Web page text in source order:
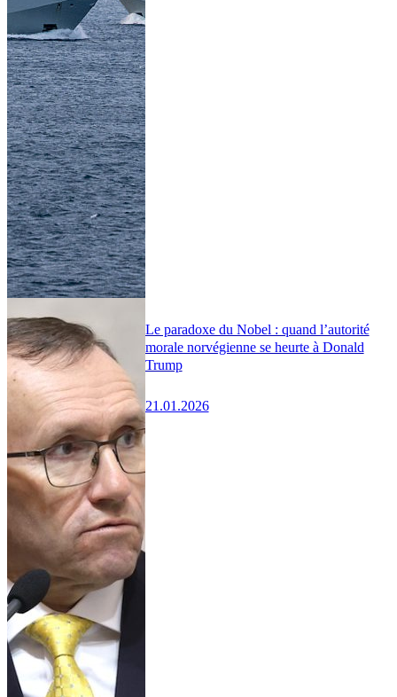
Le paradoxe du Nobel : quand l’autorité
morale norvégienne se heurte à Donald
Trump
21.01.2026